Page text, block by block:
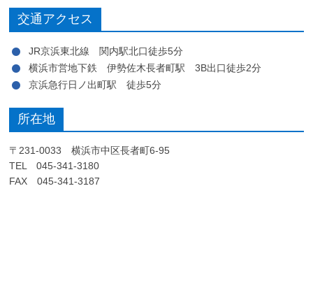
交通アクセス
JR京浜東北線 関内駅北口徒歩5分
横浜市営地下鉄 伊勢佐木長者町駅 3B出口徒歩2分
京浜急行日ノ出町駅 徒歩5分
所在地
〒231-0033 横浜市中区長者町6-95
TEL 045-341-3180
FAX 045-341-3187